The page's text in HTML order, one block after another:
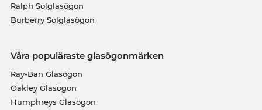
Ralph Solglasögon
Burberry Solglasögon
Våra populäraste glasögonmärken
Ray-Ban Glasögon
Oakley Glasögon
Humphreys Glasögon